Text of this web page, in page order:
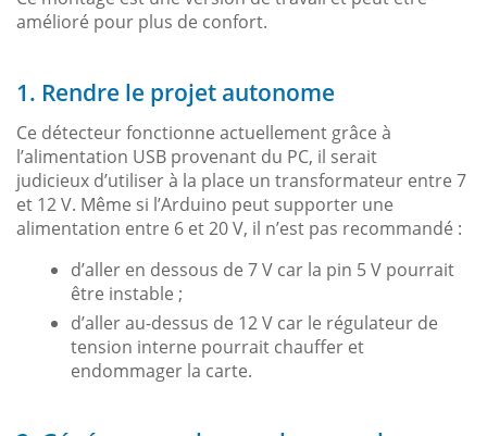
amélioré pour plus de confort.
1. Rendre le projet autonome
Ce détecteur fonctionne actuellement grâce à
l’alimentation USB provenant du PC, il serait
judicieux d’utiliser à la place un transformateur entre 7
et 12 V. Même si l’Arduino peut supporter une
alimentation entre 6 et 20 V, il n’est pas recommandé :
d’aller en dessous de 7 V car la pin 5 V pourrait
être instable ;
d’aller au-dessus de 12 V car le régulateur de
tension interne pourrait chauffer et
endommager la carte.